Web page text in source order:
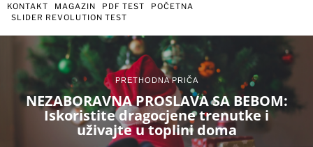
KONTAKT MAGAZIN PDF TEST
POČETNA
SLIDER REVOLUTION TEST
PRETHODNA PRIČA
NEZABORAVNA PROSLAVA SA BEBOM:
Iskoristite dragocjene trenutke i
uživajte u toplini doma